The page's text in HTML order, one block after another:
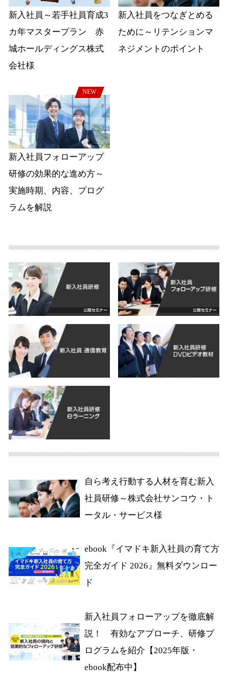
新入社員～若手社員育成3
カ年マスタープラン 赤
城ホールディングス株式
会社様
新入社員をつなぎとめる
ために～リテンションマ
ネジメントのポイント
NEW
新入社員フォローアップ
研修の効果的な進め方～
実施時期、内容、プログ
ラムを解説
自ら考え行動する人材を育む新入
社員研修～株式会社サンコウ・ト
ータル・サービス様
ebook『イマドキ新入社員の育て方
完全ガイド 2026』無料ダウンロー
ド
新入社員フォローアップを徹底解
説！ 有効なアプローチ、研修プ
ログラムを紹介【2025年版・
ebook配布中】